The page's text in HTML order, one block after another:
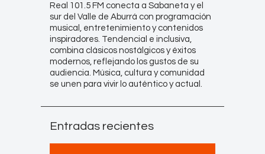
Real 101.5 FM conecta a Sabaneta y el
sur del Valle de Aburrá con programación
musical, entretenimiento y contenidos
inspiradores. Tendencial e inclusiva,
combina clásicos nostálgicos y éxitos
modernos, reflejando los gustos de su
audiencia. Música, cultura y comunidad
se unen para vivir lo auténtico y actual.
Entradas recientes